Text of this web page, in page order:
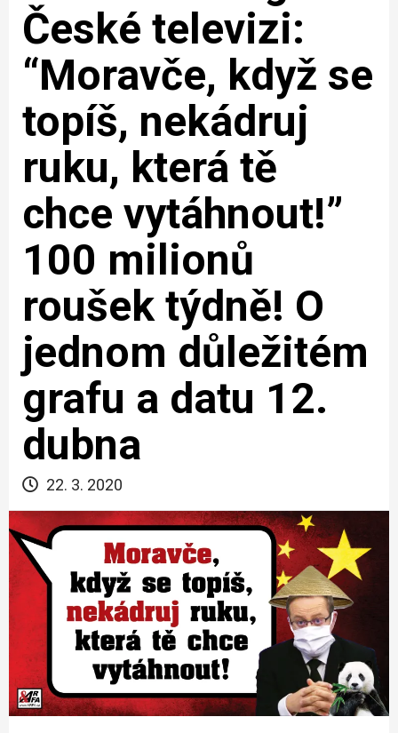
České televizi:
“Moravče, když se
topíš, nekádruj
ruku, která tě
chce vytáhnout!”
100 milionů
roušek týdně! O
jednom důležitém
grafu a datu 12.
dubna
22. 3. 2020